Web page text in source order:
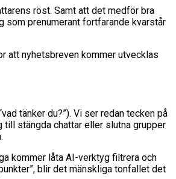
röst. Samt att det medför bra
som prenumerant fortfarande kvarstår
att nyhetsbreven kommer utvecklas
tänker du?”). Vi ser redan tecken på
stängda chattar eller slutna grupper
kommer låta AI-verktyg filtrera och
blir det mänskliga tonfallet det